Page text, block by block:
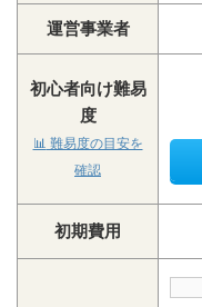
運営事業者
初心者向け難易
度
📊 難易度の目安を
確認
初期費用